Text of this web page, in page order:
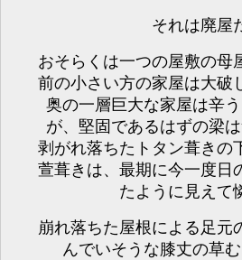
それは廃屋
おそらくは一つの屋敷の母
前の小さい方の家屋は大破
奥の一層巨大な家屋は辛
が、堅固であるはずの梁
剥がれ落ちたトタン葺きの
萱葺きは、最期に今一度日
たように見えて
崩れ落ちた屋根による足元
んでいそうな膝丈の草